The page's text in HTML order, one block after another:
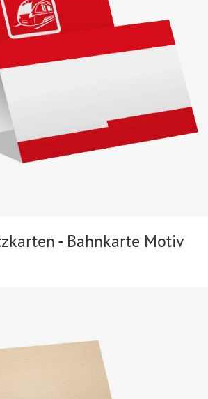
- Bahnkarte Motiv